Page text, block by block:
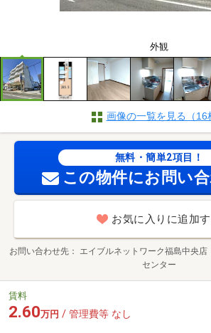
外観
画像の一覧を見る（16
無料・簡単2項目！
この物件にお問い
お気に入りに追加
お問い合わせ先
エイブルネットワーク福島中央
センター
賃料
2.60万円 / 管理費等 なし